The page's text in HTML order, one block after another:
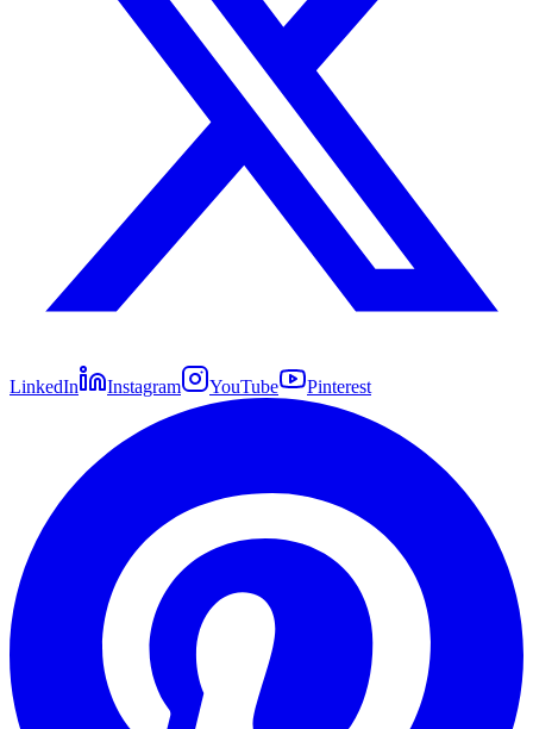
LinkedIn Instagram YouTube Pinterest